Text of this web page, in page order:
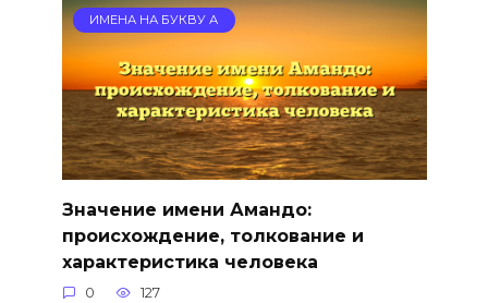
ИМЕНА НА БУКВУ А
Значение имени Амандо:
происхождение, толкование и
характеристика человека
0 127